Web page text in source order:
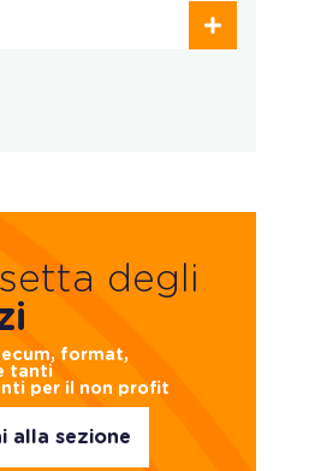
degli
format,
tanti
per il non profit
alla sezione